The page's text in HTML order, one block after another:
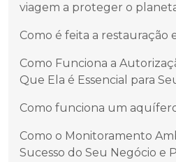
viagem a proteger o
Como é feita a restauração
Como Funciona a
Que Ela é Essencial para
Como funciona um
Como o Monitoramento
Sucesso do Seu Negócio e